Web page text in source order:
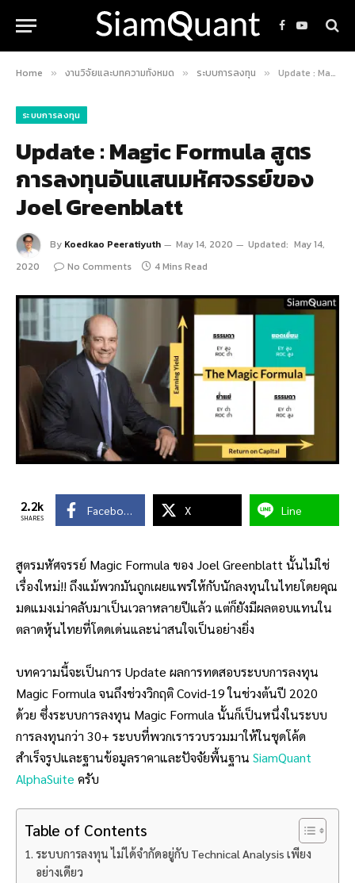
Facebook
YouTube
Home » งานวิจัยและบทความทั้งหมด » ระบบการลงทุน » Update : Magic Formula สูตรการลงทุนอันแสนมหัศจรรย์ของ Joel Greenblatt
ระบบการลงทุน
Update : Magic Formula สูตร
การลงทุนอันแสนมหัศจรรย์ของ
Joel Greenblatt
By Koedkao Peeratiyuth May 14, 2020 Updated: May 14,
2020
No Comments 4 Mins Read
2.2k
SHARES
Facebook X Line
สูตรมหัศจรรย์ Magic Formula ของ Joel Greenblatt นั้นไม่ใช่
เรื่องใหม่!! ถึงแม้พวกมันถูกเผยแพร่ให้กับนักลงทุนในไทยโดยคุณ
มดแมงเม่าคลับมาเป็นเวลาหลายปีแล้ว แต่ก็ยังมีผลตอบแทนใน
ตลาดหุ้นไทยที่โดดเด่นและน่าสนใจเป็นอย่างยิ่ง
บทความนี้จะเป็นการ Update ผลการทดสอบระบบการลงทุน
Magic Formula จนถึงช่วงวิกฤติ Covid-19 ในช่วงต้นปี 2020
ด้วย ซึ่งระบบการลงทุน Magic Formula นั้นก็เป็นหนึ่งในระบบ
การลงทุนกว่า 30+ ระบบที่พวกเรารวบรวมมาให้ในชุดโค้ด
สำเร็จรูปและฐานข้อมูลราคาและปัจจัยพื้นฐาน SiamQuant
AlphaSuite ครับ
Table of Contents
ระบบการลงทุน ไม่ได้จำกัดอยู่กับ Technical Analysis เพียง
อย่างเดียว